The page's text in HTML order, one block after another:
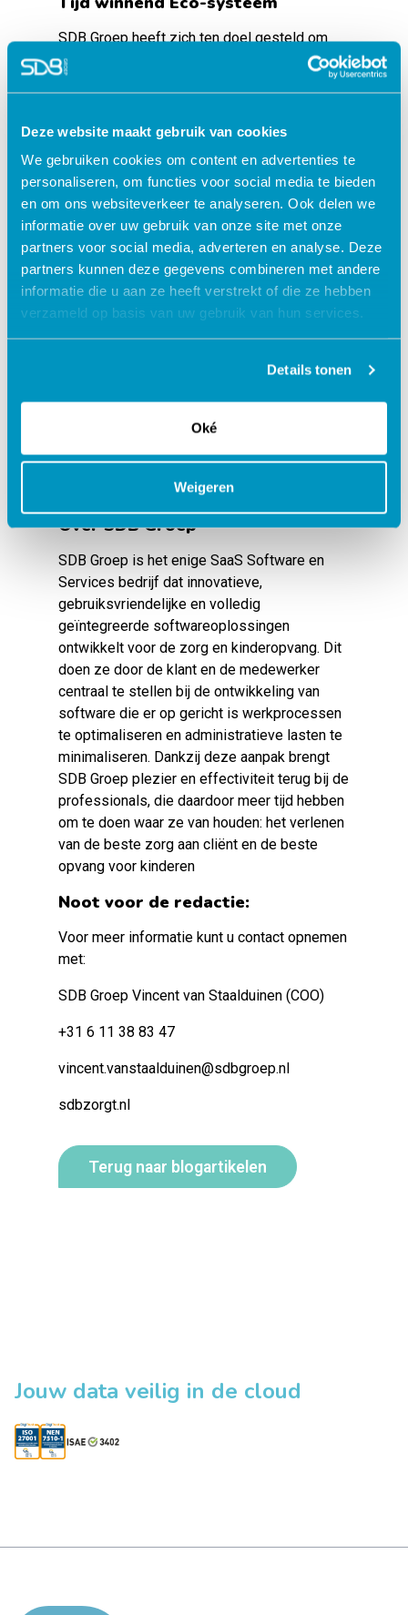
Deze website maakt gebruik van cookies
We gebruiken cookies om content en advertenties te
personaliseren, om functies voor social media te bieden
en om ons websiteverkeer te analyseren. Ook delen we
informatie over uw gebruik van onze site met onze
partners voor social media, adverteren en analyse. Deze
partners kunnen deze gegevens combineren met andere
informatie die u aan ze heeft verstrekt of die ze hebben
verzameld op basis van uw gebruik van hun services.
Details tonen
Oké
Weigeren
SDB Groep heeft zich ten doel gesteld om
naast de zorgsector ook de
kinderopvangsector te innoveren en
over de kinderopvangsector voor nodig. Door
met recht zeggen thought leader te zijn in
deze markt”, aldus Vincent van Staalduinen.
SDB Groep ambieert een best-of-
breedenbest-of-suite benadering: de beste
gespecialiseerde softwareoplossingen, die
tegelijk naadloos op elkaar aansluiten. Geen
versnippering van diensten of wisselen
tussen losse programmaatjes, maar een tijd
doel?; “Zorg- en kinderopvangprofessionals
administratief ontzorgen met de meest
gebruiksvriendelijke en innovatieve software,
waar die het hardst nodig is: bij de cliënten en
kinderen”, aldus Vincent van Staalduinen.
Over SDB Groep
SDB Groep is het enige SaaS Software en
Services bedrijf dat innovatieve,
gebruiksvriendelijke en volledig
geïntegreerde softwareoplossingen
ontwikkelt voor de zorg en kinderopvang. Dit
doen ze door de klant en de medewerker
centraal te stellen bij de ontwikkeling van
software die er op gericht is werkprocessen
te optimaliseren en administratieve lasten te
minimaliseren. Dankzij deze aanpak brengt
SDB Groep plezier en effectiviteit terug bij de
professionals, die daardoor meer tijd hebben
om te doen waar ze van houden: het verlenen
van de beste zorg aan cliënt en de beste
opvang voor kinderen
Noot voor de redactie:
Voor meer informatie kunt u contact opnemen
met:
SDB Groep Vincent van Staalduinen (COO)
+31 6 11 38 83 47
vincent.vanstaalduinen@sdbgroep.nl
sdbzorgt.nl
Terug naar blogartikelen
Jouw data veilig in de cloud